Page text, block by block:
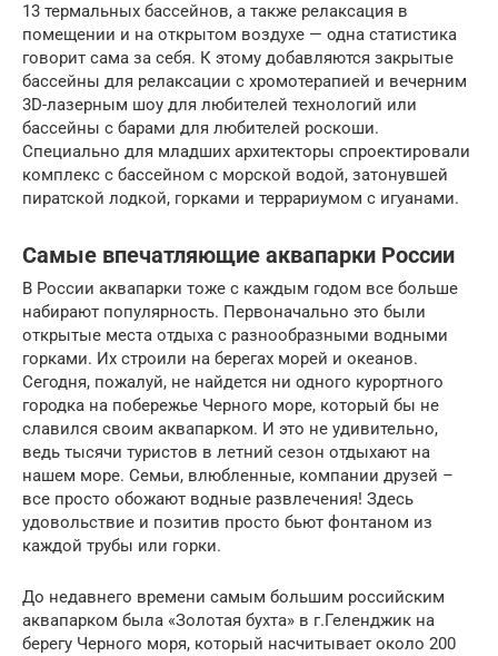
13 термальных бассейнов, а также релаксация в
помещении и на открытом воздухе — одна статистика
говорит сама за себя. К этому добавляются закрытые
бассейны для релаксации с хромотерапией и вечерним
3D-лазерным шоу для любителей технологий или
бассейны с барами для любителей роскоши.
Специально для младших архитекторы спроектировали
комплекс с бассейном с морской водой, затонувшей
пиратской лодкой, горками и террариумом с игуанами.
Самые впечатляющие аквапарки России
В России аквапарки тоже с каждым годом все больше
набирают популярность. Первоначально это были
открытые места отдыха с разнообразными водными
горками. Их строили на берегах морей и океанов.
Сегодня, пожалуй, не найдется ни одного курортного
городка на побережье Черного море, который бы не
славился своим аквапарком. И это не удивительно,
ведь тысячи туристов в летний сезон отдыхают на
нашем море. Семьи, влюбленные, компании друзей –
все просто обожают водные развлечения! Здесь
удовольствие и позитив просто бьют фонтаном из
каждой трубы или горки.
До недавнего времени самым большим российским
аквапарком была «Золотая бухта» в г.Геленджик на
берегу Черного моря, который насчитывает около 200